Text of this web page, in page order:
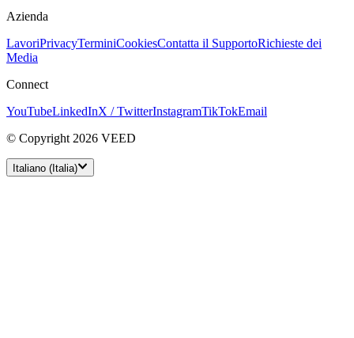
Azienda
LavoriPrivacyTerminiCookiesContatta il SupportoRichieste dei
Media
Connect
YouTubeLinkedInX / TwitterInstagramTikTokEmail
© Copyright 2026 VEED
Italiano (Italia)